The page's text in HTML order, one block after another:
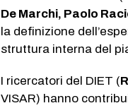
De Marchi, Paolo
la definizione
struttura interna del
I ricercatori del DIET (
VISAR) hanno